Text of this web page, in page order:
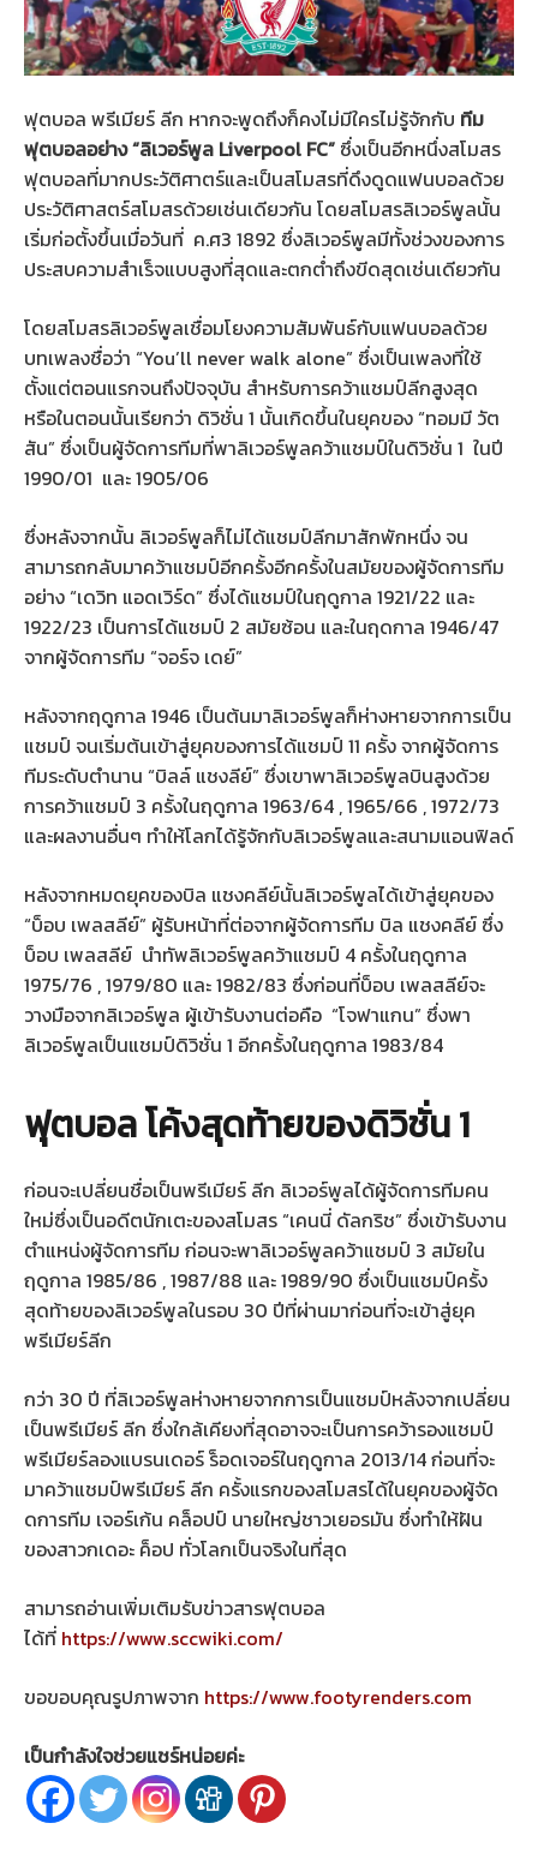
ฟุตบอล พรีเมียร์ ลีก หากจะพูดถึงก็คงไม่มีใครไม่รู้จักกับ ทีม
ฟุตบอลอย่าง “ลิเวอร์พูล Liverpool FC” ซึ่งเป็นอีกหนึ่งสโมสร
ฟุตบอลที่มากประวัติศาตร์และเป็นสโมสรที่ดึงดูดแฟนบอลด้วย
ประวัติศาสตร์สโมสรด้วยเช่นเดียวกัน โดยสโมสรลิเวอร์พูลนั้น
เริ่มก่อตั้งขึ้นเมื่อวันที่ ค.ศ3 1892 ซึ่งลิเวอร์พูลมีทั้งช่วงของการ
ประสบความสำเร็จแบบสูงที่สุดและตกต่ำถึงขีดสุดเช่นเดียวกัน
โดยสโมสรลิเวอร์พูลเชื่อมโยงความสัมพันธ์กับแฟนบอลด้วย
บทเพลงชื่อว่า “You’ll never walk alone” ซึ่งเป็นเพลงที่ใช้
ตั้งแต่ตอนแรกจนถึงปัจจุบัน สำหรับการคว้าแชมป์ลีกสูงสุด
หรือในตอนนั้นเรียกว่า ดิวิชั่น 1 นั้นเกิดขึ้นในยุคของ “ทอมมี วัต
สัน” ซึ่งเป็นผู้จัดการทีมที่พาลิเวอร์พูลคว้าแชมป์ในดิวิชั่น 1 ในปี
1990/01 และ 1905/06
ซึ่งหลังจากนั้น ลิเวอร์พูลก็ไม่ได้แชมป์ลีกมาสักพักหนึ่ง จน
สามารถกลับมาคว้าแชมป์อีกครั้งอีกครั้งในสมัยของผู้จัดการทีม
อย่าง “เดวิท แอดเวิร์ด” ซึ่งได้แชมป์ในฤดูกาล 1921/22 และ
1922/23 เป็นการได้แชมป์ 2 สมัยซ้อน และในฤดกาล 1946/47
จากผู้จัดการทีม “จอร์จ เดย์”
หลังจากฤดูกาล 1946 เป็นต้นมาลิเวอร์พูลก็ห่างหายจากการเป็น
แชมป์ จนเริ่มต้นเข้าสู่ยุคของการได้แชมป์ 11 ครั้ง จากผู้จัดการ
ทีมระดับตำนาน “บิลล์ แชงลีย์” ซึ่งเขาพาลิเวอร์พูลบินสูงด้วย
การคว้าแชมป์ 3 ครั้งในฤดูกาล 1963/64 , 1965/66 , 1972/73
และผลงานอื่นๆ ทำให้โลกได้รู้จักกับลิเวอร์พูลและสนามแอนฟิลด์
หลังจากหมดยุคของบิล แชงคลีย์นั้นลิเวอร์พูลได้เข้าสู่ยุคของ
“บ็อบ เพลสลีย์” ผู้รับหน้าที่ต่อจากผู้จัดการทีม บิล แชงคลีย์ ซึ่ง
บ็อบ เพลสลีย์ นำทัพลิเวอร์พูลคว้าแชมป์ 4 ครั้งในฤดูกาล
1975/76 , 1979/80 และ 1982/83 ซึ่งก่อนที่บ็อบ เพลสลีย์จะ
วางมือจากลิเวอร์พูล ผู้เข้ารับงานต่อคือ “โจฟาแกน” ซึ่งพา
ลิเวอร์พูลเป็นแชมป์ดิวิชั่น 1 อีกครั้งในฤดูกาล 1983/84
ฟุตบอล โค้งสุดท้ายของดิวิชั่น 1
ก่อนจะเปลี่ยนชื่อเป็นพรีเมียร์ ลีก ลิเวอร์พูลได้ผู้จัดการทีมคน
ใหม่ซึ่งเป็นอดีตนักเตะของสโมสร “เคนนี่ ดัลกริช” ซึ่งเข้ารับงาน
ตำแหน่งผู้จัดการทีม ก่อนจะพาลิเวอร์พูลคว้าแชมป์ 3 สมัยใน
ฤดูกาล 1985/86 , 1987/88 และ 1989/90 ซึ่งเป็นแชมป์ครั้ง
สุดท้ายของลิเวอร์พูลในรอบ 30 ปีที่ผ่านมาก่อนที่จะเข้าสู่ยุค
พรีเมียร์ลีก
กว่า 30 ปี ที่ลิเวอร์พูลห่างหายจากการเป็นแชมป์หลังจากเปลี่ยน
เป็นพรีเมียร์ ลีก ซึ่งใกล้เคียงที่สุดอาจจะเป็นการคว้ารองแชมป์
พรีเมียร์ลองแบรนเดอร์ ร็อดเจอร์ในฤดูกาล 2013/14 ก่อนที่จะ
มาคว้าแชมป์พรีเมียร์ ลีก ครั้งแรกของสโมสรได้ในยุคของผู้จัด
ดการทีม เจอร์เก้น คล็อปป์ นายใหญ่ชาวเยอรมัน ซึ่งทำให้ฝัน
ของสาวกเดอะ ค็อป ทั่วโลกเป็นจริงในที่สุด
สามารถอ่านเพิ่มเติมรับข่าวสารฟุตบอล
ได้ที่ https://www.sccwiki.com/
ขอขอบคุณรูปภาพจาก https://www.footyrenders.com
เป็นกำลังใจช่วยแชร์หน่อยค่ะ